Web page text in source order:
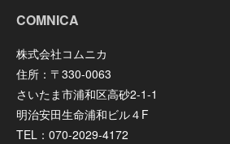
COMNICA
株式会社コムニカ
住所：〒330-0063
さいたま市浦和区高砂2-1-1
明治安田生命浦和ビル４F
TEL：070-2029-4172